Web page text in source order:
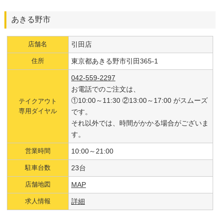
あきる野市
店舗名 引田店
住所 東京都あきる野市引田365-1
テイクアウト
専用ダイヤル
042-559-2297
お電話でのご注文は、
①10:00～11:30 ②13:00～17:00 がスムーズ
です。
それ以外では、時間がかかる場合がございま
す。
営業時間 10:00～21:00
駐車台数 23台
店舗地図 MAP
求人情報 詳細